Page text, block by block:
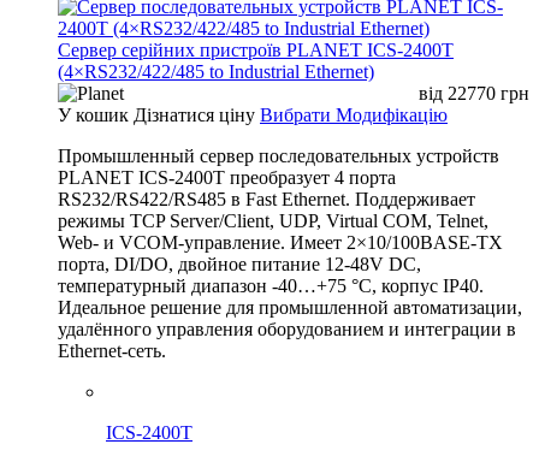
Сервер серійних пристроїв PLANET ICS-2400T
(4×RS232/422/485 to Industrial Ethernet)
від 22770 грн
У кошик Дізнатися ціну Вибрати Модифікацію
Промышленный сервер последовательных устройств
PLANET ICS-2400T преобразует 4 порта
RS232/RS422/RS485 в Fast Ethernet. Поддерживает
режимы TCP Server/Client, UDP, Virtual COM, Telnet,
Web- и VCOM-управление. Имеет 2×10/100BASE-TX
порта, DI/DO, двойное питание 12-48V DC,
температурный диапазон -40…+75 °C, корпус IP40.
Идеальное решение для промышленной автоматизации,
удалённого управления оборудованием и интеграции в
Ethernet-сеть.
ICS-2400T